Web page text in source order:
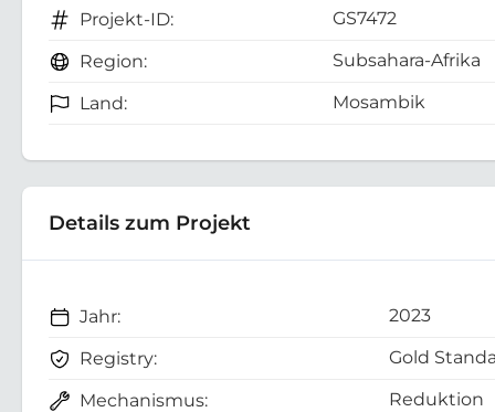
Projekt-ID: GS7472
Region: Subsahara-Afrika
Land: Mosambik
Details zum Projekt
Jahr: 2023
Registry: Gold
Mechanismus: Reduktion